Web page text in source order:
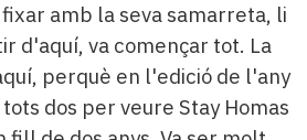
amb la seva samarreta, li
d'aquí, va començar tot. La
perquè en l'edició de l'any
dos per veure Stay Homas